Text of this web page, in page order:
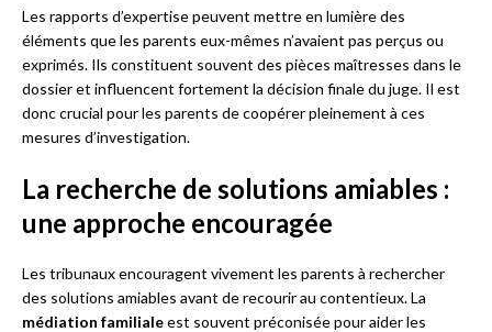
Les rapports d’expertise peuvent mettre en lumière des
éléments que les parents eux-mêmes n’avaient pas perçus ou
exprimés. Ils constituent souvent des pièces maîtresses dans le
dossier et influencent fortement la décision finale du juge. Il est
donc crucial pour les parents de coopérer pleinement à ces
mesures d’investigation.
La recherche de solutions amiables :
une approche encouragée
Les tribunaux encouragent vivement les parents à rechercher
des solutions amiables avant de recourir au contentieux. La
médiation familialeest souvent préconisée pour aider les